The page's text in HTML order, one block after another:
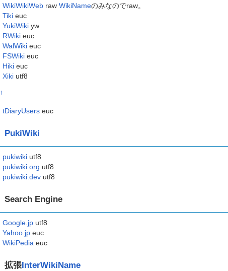
WikiWikiWeb raw WikiNameのみなのでraw。
Tiki euc
YukiWiki yw
RWiki euc
WalWiki euc
FSWiki euc
Hiki euc
Xiki utf8
†
tDiaryUsers euc
PukiWiki
pukiwiki utf8
pukiwiki.org utf8
pukiwiki.dev utf8
Search Engine
Google.jp utf8
Yahoo.jp euc
WikiPedia euc
拡張 InterWikiName